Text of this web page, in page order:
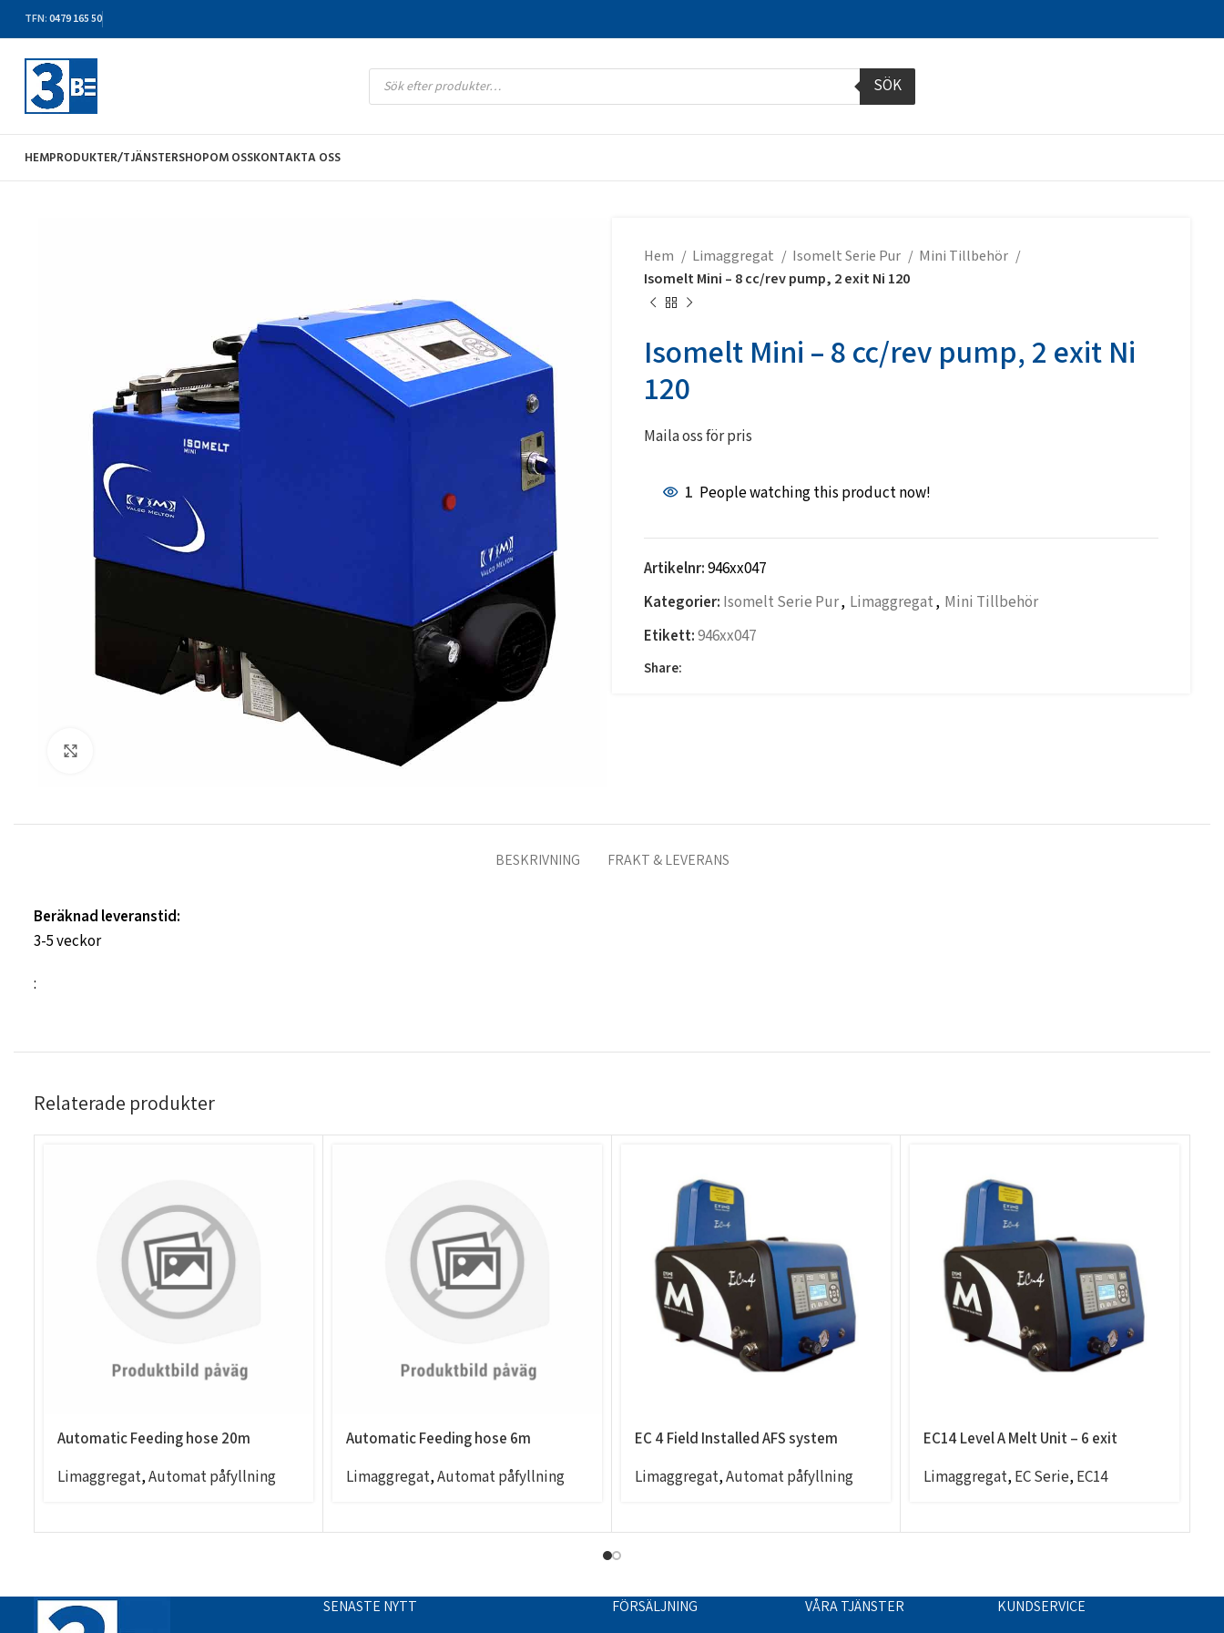
TFN: 0479 165 50
SÖK
HEMPRODUKTER/TJÄNSTERSHOPOM OSSKONTAKTA OSS
Hem Limaggregat Isomelt Serie Pur
Mini Tillbehör
Isomelt Mini – 8 cc/rev pump, 2 exit Ni 120
Isomelt Mini – 8 cc/rev pump, 2 exit Ni
120
Maila oss för pris
1 People watching this product now!
Artikelnr:946xx047
Kategorier: Isomelt Serie Pur, Limaggregat, Mini Tillbehör
Etikett:946xx047
Share:
BESKRIVNING FRAKT & LEVERANS
Beräknad leveranstid:
3-5 veckor
:
Relaterade produkter
Automatic Feeding hose 20m
Limaggregat,Automat påfyllning
Automatic Feeding hose 6m
Limaggregat,Automat påfyllning
EC 4 Field Installed AFS system
Limaggregat,Automat påfyllning
EC14 Level A Melt Unit – 6 exit
Limaggregat, EC Serie, EC14
SENASTE NYTT FÖRSÄLJNING VÅRA TJÄNSTER KUNDSERVICE